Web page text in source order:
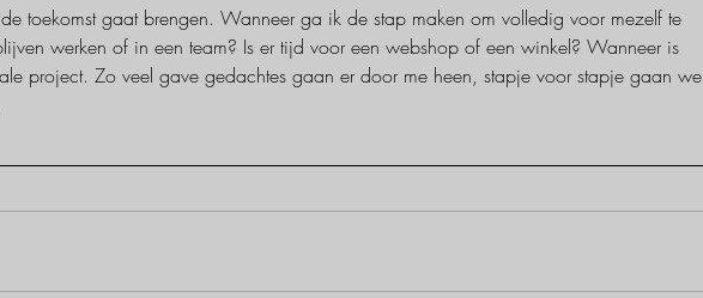
toekomst gaat brengen. Wanneer ga ik de stap maken om volledig voor mezelf te
werken of in een team? Is er tijd voor een webshop of een winkel? Wanneer is
project. Zo veel gave gedachtes gaan er door me heen, stapje voor stapje gaan we